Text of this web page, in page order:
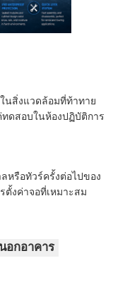
นสิ่งแวดล้อมที่ท้าทาย
ทดสอบในห้องปฏิบัติการ
ลหรือทัวร์ครั้งต่อไปของ
ตั้งค่าจอที่เหมาะสม
อกอาคาร